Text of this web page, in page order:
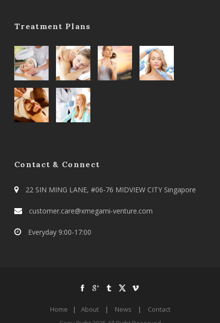
Treatment Plans
Contact & Connect
22 SIN MING LANE, #06-76 MIDVIEW CITY Singapore
customer.care@xmegami-venture.com
Everyday 9:00-17:00
Home | About | News |
Contact